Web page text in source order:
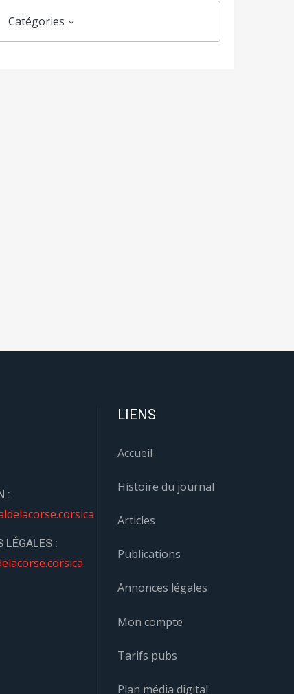
Catégories
:
LÉGALES :
LIENS
Accueil
Histoire du journal
Articles
Publications
Annonces légales
Mon compte
Tarifs pubs
Plan média digital